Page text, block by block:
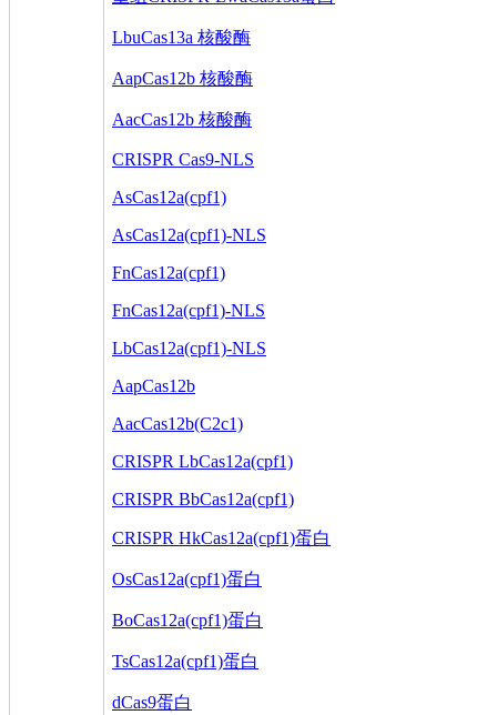
LbuCas13a 核酸酶
AapCas12b 核酸酶
AacCas12b 核酸酶
CRISPR Cas9-NLS
AsCas12a(cpf1)
AsCas12a(cpf1)-NLS
FnCas12a(cpf1)
FnCas12a(cpf1)-NLS
LbCas12a(cpf1)-NLS
AapCas12b
AacCas12b(C2c1)
CRISPR LbCas12a(cpf1)
CRISPR BbCas12a(cpf1)
CRISPR HkCas12a(cpf1)蛋白
OsCas12a(cpf1)蛋白
BoCas12a(cpf1)蛋白
TsCas12a(cpf1)蛋白
dCas9蛋白